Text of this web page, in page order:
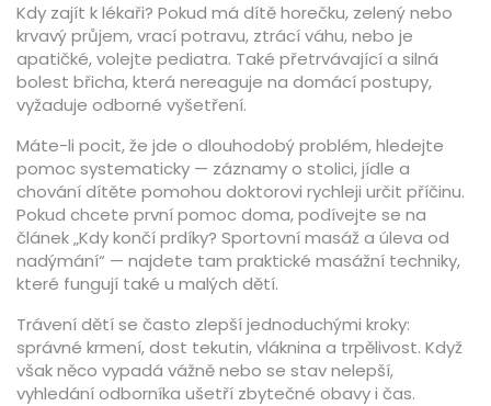
Kdy zajít k lékaři? Pokud má dítě horečku, zelený nebo
krvavý průjem, vrací potravu, ztrácí váhu, nebo je
apatičké, volejte pediatra. Také přetrvávající a silná
bolest břicha, která nereaguje na domácí postupy,
vyžaduje odborné vyšetření.
Máte-li pocit, že jde o dlouhodobý problém, hledejte
pomoc systematicky — záznamy o stolici, jídle a
chování dítěte pomohou doktorovi rychleji určit příčinu.
Pokud chcete první pomoc doma, podívejte se na
článek „Kdy končí prdíky? Sportovní masáž a úleva od
nadýmání“ — najdete tam praktické masážní techniky,
které fungují také u malých dětí.
Trávení dětí se často zlepší jednoduchými kroky:
správné krmení, dost tekutin, vláknina a trpělivost. Když
však něco vypadá vážně nebo se stav nelepší,
vyhledání odborníka ušetří zbytečné obavy i čas.